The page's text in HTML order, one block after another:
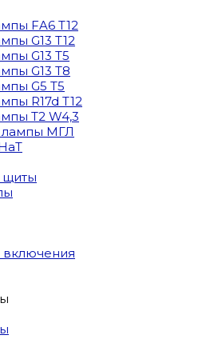
FA6 T12
G13 T12
G13 T5
G13 T8
G5 T5
R17d T12
T2 W4,3
лампы МГЛ
щиты